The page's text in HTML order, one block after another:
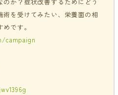
術を受けてみたい、栄養面の相
です。
campaign